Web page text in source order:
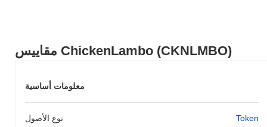
مقاييس ChickenLambo (CKNLMBO)
معلومات أساسية
نوع الأصول Token